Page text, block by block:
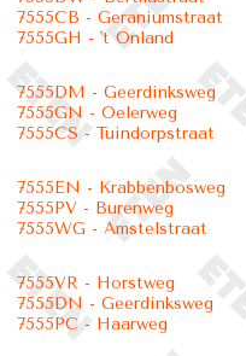
7555CB - Geraniumstraat
7555GH - 't Onland
7555DM - Geerdinksweg
7555GN - Oelerweg
7555CS - Tuindorpstraat
7555EN - Krabbenbosweg
7555PV - Burenweg
7555WG - Amstelstraat
7555VR - Horstweg
7555DN - Geerdinksweg
7555PC - Haarweg